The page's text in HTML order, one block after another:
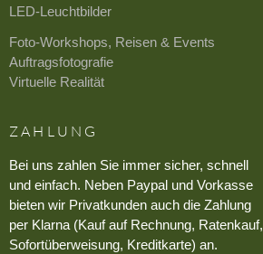
LED-Leuchtbilder
Foto-Workshops, Reisen & Events
Auftragsfotografie
Virtuelle Realität
ZAHLUNG
Bei uns zahlen Sie immer sicher, schnell
und einfach. Neben Paypal und Vorkasse
bieten wir Privatkunden auch die Zahlung
per Klarna (Kauf auf Rechnung, Ratenkauf,
Sofortüberweisung, Kreditkarte) an.